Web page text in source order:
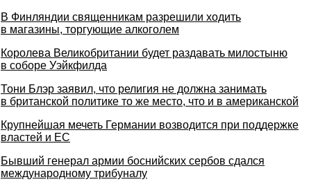
В Финляндии священникам разрешили ходить
в магазины, торгующие алкоголем
Королева Великобритании будет раздавать милостыню
в соборе Уэйкфилда
Тони Блэр заявил, что религия не должна занимать
в британской политике то же место, что и в американской
Крупнейшая мечеть Германии возводится при поддержке
властей и ЕС
Бывший генерал армии боснийских сербов сдался
международному трибуналу